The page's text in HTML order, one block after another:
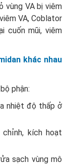
vùng VA bị viêm
VA, Coblator
cuốn mũi, viêm
khác nhau
phận:
nhiệt độ thấp ở
kích hoạt
sạch vùng mô